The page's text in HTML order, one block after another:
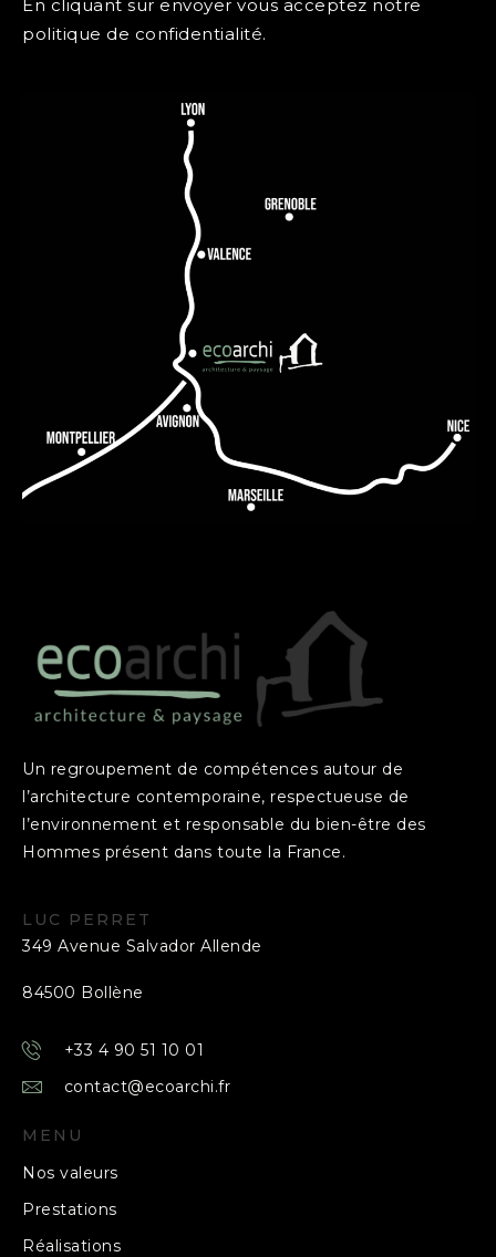
En cliquant sur envoyer vous acceptez notre
politique de confidentialité.
Un regroupement de compétences autour de
l’architecture contemporaine, respectueuse de
l’environnement et responsable du bien-être des
Hommes présent dans toute la France.
LUC PERRET
349 Avenue Salvador Allende
84500 Bollène
+33 4 90 51 10 01
contact@ecoarchi.fr
MENU
Nos valeurs
Prestations
Réalisations